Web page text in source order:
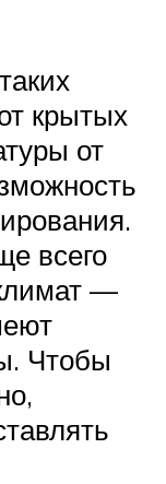
крытых
от
всего
—
Чтобы